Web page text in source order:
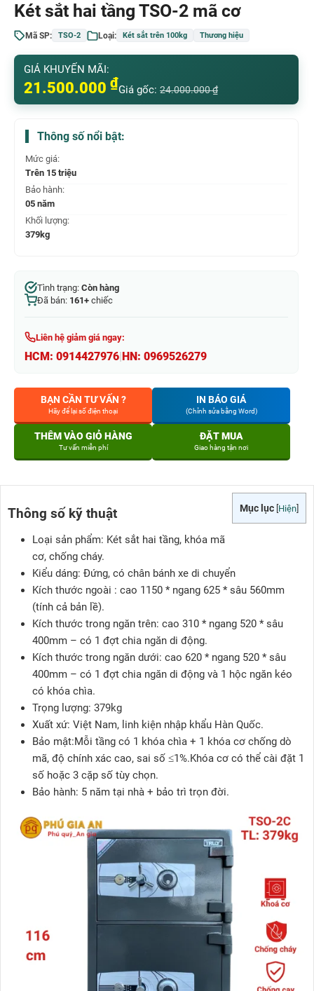
Két sắt hai tầng TSO-2 mã cơ
Mã SP: TSO-2 Loại: Két sắt trên 100kg Thương hiệu
GIÁ KHUYẾN MÃI:
21.500.000 ₫Giá gốc: 24.000.000₫
Thông số nổi bật:
Mức giá:
Trên 15 triệu
Bảo hành:
05 năm
Khối lượng:
379kg
Tình trạng: Còn hàng
Đã bán: 161+ chiếc
Liên hệ giảm giá ngay:
HCM: 0914427976 HN: 0969526279
BẠN CẦN TƯ VẤN ?
Hãy để lại số điện thoại
IN BÁO GIÁ
(Chỉnh sửa bằng Word)
THÊM VÀO GIỎ HÀNG
Tư vấn miễn phí
ĐẶT MUA
Giao hàng tận nơi
Mục lục Hiện
Thông số kỹ thuật
Loại sản phẩm: Két sắt hai tầng, khóa mã
cơ, chống cháy.
Kiểu dáng: Đứng, có chân bánh xe di chuyển
Kích thước ngoài : cao 1150 * ngang 625 * sâu 560mm
(tính cả bản lề).
Kích thước trong ngăn trên: cao 310 * ngang 520 * sâu
400mm – có 1 đợt chia ngăn di động.
Kích thước trong ngăn dưới: cao 620 * ngang 520 * sâu
400mm – có 1 đợt chia ngăn di động và 1 hộc ngăn kéo
có khóa chìa.
Trọng lượng: 379kg
Xuất xứ: Việt Nam, linh kiện nhập khẩu Hàn Quốc.
Bảo mật:Mỗi tầng có 1 khóa chìa + 1 khóa cơ chống dò
mã, độ chính xác cao, sai số ≤1%.Khóa cơ có thể cài đặt 1
số hoặc 3 cặp số tùy chọn.
Bảo hành: 5 năm tại nhà + bảo trì trọn đời.